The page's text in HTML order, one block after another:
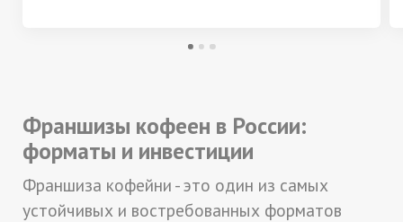
Франшизы кофеен в России:
форматы и инвестиции
Франшиза кофейни - это один из самых
устойчивых и востребованных форматов